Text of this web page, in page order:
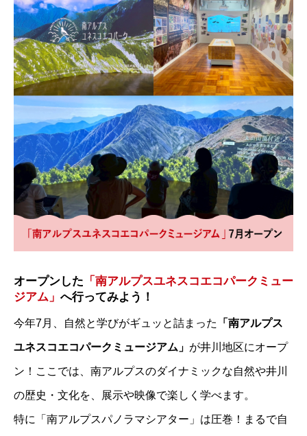
オープンした 「南アルプスユネスコエコパークミュー
ジアム」 へ行ってみよう！
今年7月、自然と学びがギュッと詰まった 「南アルプス
ユネスコエコパークミュージアム」 が井川地区にオープ
ン！ここでは、南アルプスのダイナミックな自然や井川
の歴史・文化を、展示や映像で楽しく学べます。
特に「南アルプスパノラマシアター」は圧巻！まるで自